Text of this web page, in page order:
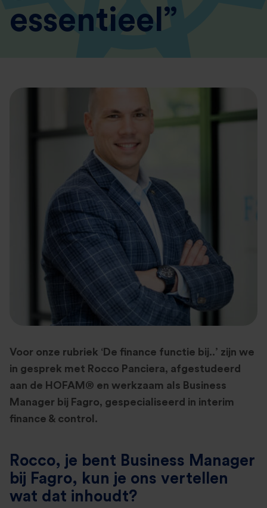
essentieel”
Voor onze rubriek ‘De finance functie bij..’ zijn we
in gesprek met Rocco Panciera, afgestudeerd
aan de HOFAM® en werkzaam als Business
Manager bij Fagro, gespecialiseerd in interim
finance & control.
Rocco, je bent Business Manager
bij Fagro, kun je ons vertellen
wat dat inhoudt?